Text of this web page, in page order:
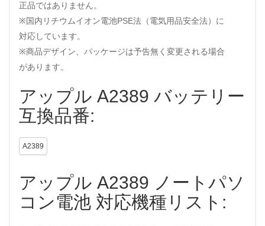
正品ではありません。
※国内リチウムイオン電池PSE法（電気用品安全法）に
対応しています。
※商品デザイン、パッケージは予告無く変更される場合
があります。
アップル A2389 バッテリー
互換品番:
A2389
アップル A2389 ノートパソ
コン電池 対応機種リスト: